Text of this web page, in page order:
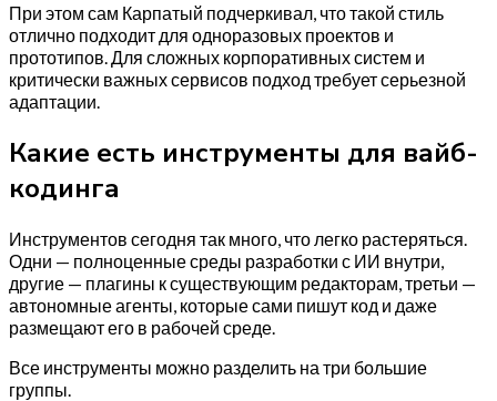
При этом сам Карпатый подчеркивал, что такой стиль
отлично подходит для одноразовых проектов и
прототипов. Для сложных корпоративных систем и
критически важных сервисов подход требует серьезной
адаптации.
Какие есть инструменты для вайб-
кодинга
Инструментов сегодня так много, что легко растеряться.
Одни — полноценные среды разработки с ИИ внутри,
другие — плагины к существующим редакторам, третьи —
автономные агенты, которые сами пишут код и даже
размещают его в рабочей среде.
Все инструменты можно разделить на три большие
группы.